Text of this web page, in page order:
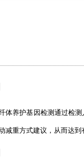
体养护基因检测通过检
减重方式建议，从而达